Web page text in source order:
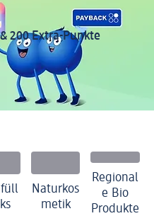
200 Extra-Punkte
Naturkos
metik
Regional
e Bio
Produkte